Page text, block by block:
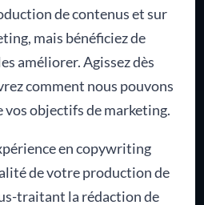
de contenus et sur
mais bénéficiez de
améliorer. Agissez dès
comment nous pouvons
objectifs de marketing.
en copywriting
de votre production de
traitant la rédaction de